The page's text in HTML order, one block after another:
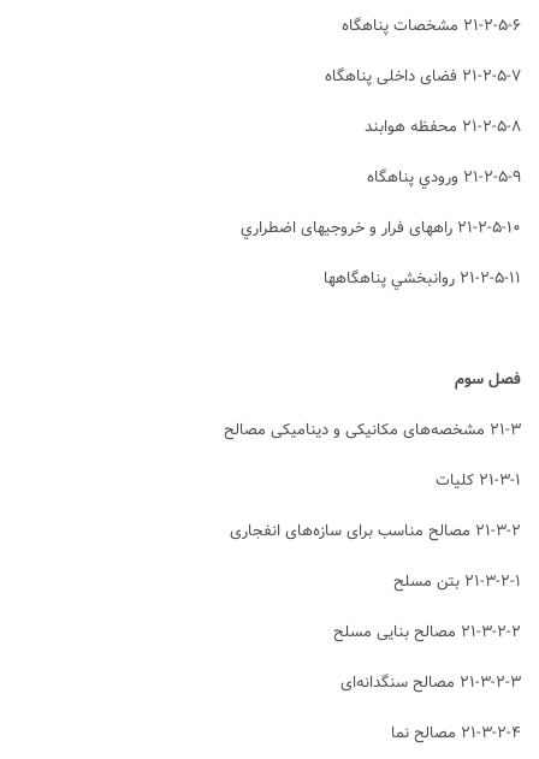
۲۱-۲-۵-۶ مشخصات پناهگاه
۲۱-۲-۵-۷ فضای داخلی پناهگاه
۲۱-۲-۵-۸ محفظه هوابند
۲۱-۲-۵-۹ ورودي پناهگاه
۲۱-۲-۵-۱۰ راههای فرار و خروجيهای اضطراري
۲۱-۲-۵-۱۱ روانبخشي پناهگاه⁭ها
فصل سوم
۲۱-۳ مشخصه‌های مکانیکی و دینامیکی مصالح
۲۱-۳-۱ کلیات
۲۱-۳-۲ مصالح مناسب برای سازه‌های انفجاری
۲۱-۳-۲-۱ بتن مسلح
۲۱-۳-۲-۲ مصالح بنایی مسلح
۲۱-۳-۲-۳ مصالح سنگدانه‌ای
۲۱-۳-۲-۴ مصالح نما